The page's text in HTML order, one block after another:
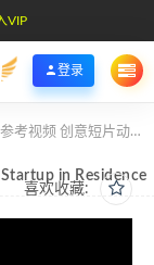
VIP
登录
创意短片动画广告Amsterdam Startup in Residence
喜欢收藏:
in Residence